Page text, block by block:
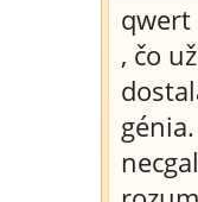
qwert
, čo